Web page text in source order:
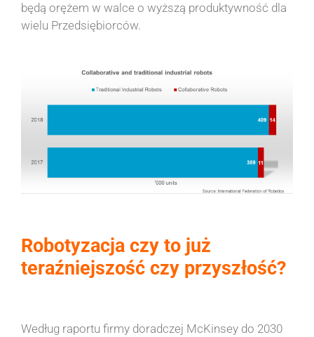
będą orężem w walce o wyższą produktywność dla
wielu Przedsiębiorców.
Robotyzacja czy to już
teraźniejszość czy przyszłość?
Według raportu firmy doradczej McKinsey do 2030